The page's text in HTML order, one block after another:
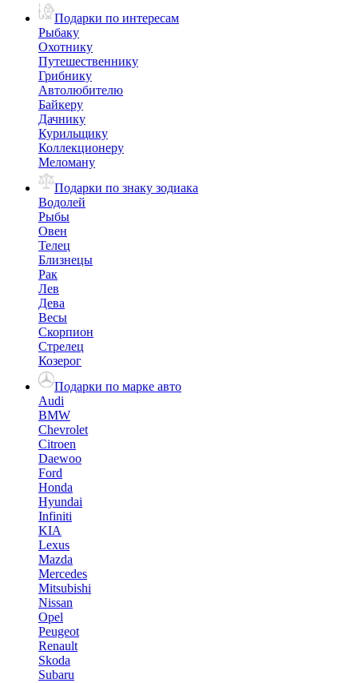
Подарки по интересам
Рыбаку
Охотнику
Путешественнику
Грибнику
Автолюбителю
Байкеру
Дачнику
Курильщику
Коллекционеру
Меломану
Подарки по знаку зодиака
Водолей
Рыбы
Овен
Телец
Близнецы
Рак
Лев
Дева
Весы
Скорпион
Стрелец
Козерог
Подарки по марке авто
Audi
BMW
Chevrolet
Citroen
Daewoo
Ford
Honda
Hyundai
Infiniti
KIA
Lexus
Mazda
Mercedes
Mitsubishi
Nissan
Opel
Peugeot
Renault
Skoda
Subaru